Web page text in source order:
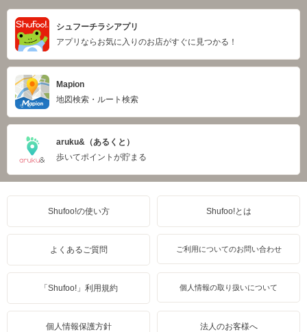
シュフーチラシアプリ
アプリならお気に入りのお店がすぐに見つかる！
Mapion
地図検索・ルート検索
aruku&（あるくと）
歩いてポイントが貯まる
Shufoo!の使い方 Shufoo!とは
よくあるご質問 ご利用についてのお問い合わせ
「Shufoo!」利用規約 個人情報の取り扱いについて
個人情報保護方針 法人のお客様へ